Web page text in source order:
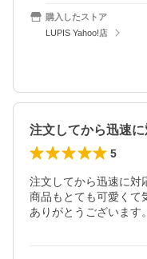
購入したストア
LUPIS Yahoo!店
5
注文してから迅速に対
商品もとても可愛くて
ありがとうございます。